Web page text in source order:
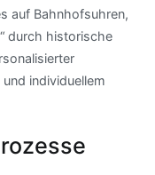
auf Bahnhofsuhren,
durch historische
individuellem